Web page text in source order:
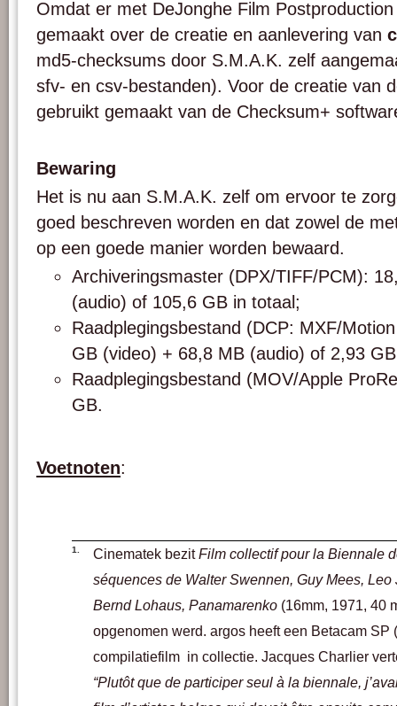
Omdat er met DeJonghe Film
gemaakt over de creatie en aanlevering van
md5-checksums door S.M.A.K. zelf
sfv- en csv-bestanden). Voor de creatie van
gebruikt gemaakt van de Checksum+
Bewaring
Het is nu aan S.M.A.K. zelf om ervoor te
goed beschreven worden en dat zowel de
op een goede manier worden bewaard.
Archiveringsmaster (DPX/TIFF/PCM):
(audio) of 105,6 GB in totaal;
Raadplegingsbestand (DCP: MXF/
GB (video) + 68,8 MB (audio) of 2,93
Raadplegingsbestand (MOV/Apple
GB.
Voetnoten:
1. Cinematek bezitFilm collectif pour la Biennale
séquences de Walter Swennen, Guy Mees,
Bernd Lohaus, Panamarenko (16mm, 1971, 40
opgenomen werd. argos heeft een Betacam SP
compilatiefilm in collectie. Jacques Charlier
“Plutôt que de participer seul à la biennale,